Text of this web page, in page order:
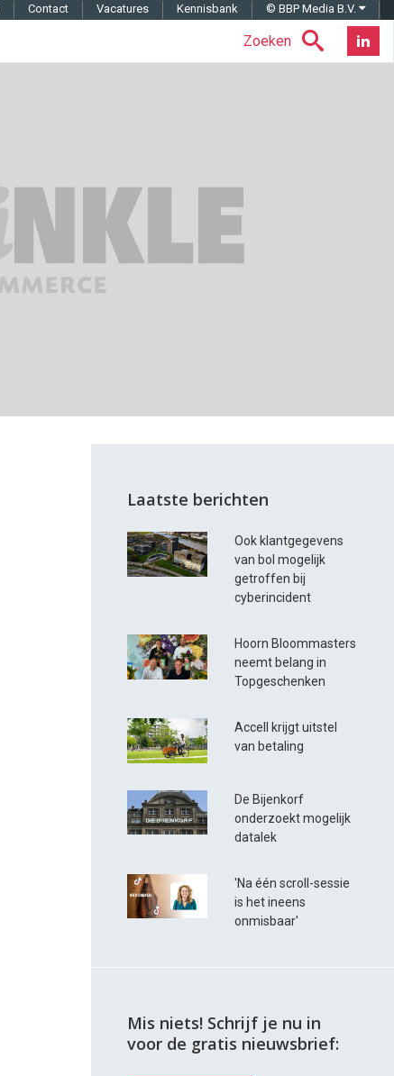
Zoeken
Contact Vacatures Kennisbank © BBP Media B.V.
Laatste berichten
Ook klantgegevens
van bol mogelijk
getroffen bij
cyberincident
Hoorn Bloommasters
neemt belang in
Topgeschenken
Accell krijgt uitstel
van betaling
De Bijenkorf
onderzoekt mogelijk
datalek
'Na één scroll-sessie
is het ineens
onmisbaar'
Mis niets! Schrijf je nu in
voor de gratis nieuwsbrief: